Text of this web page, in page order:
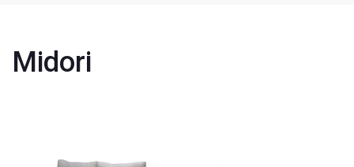
Midori